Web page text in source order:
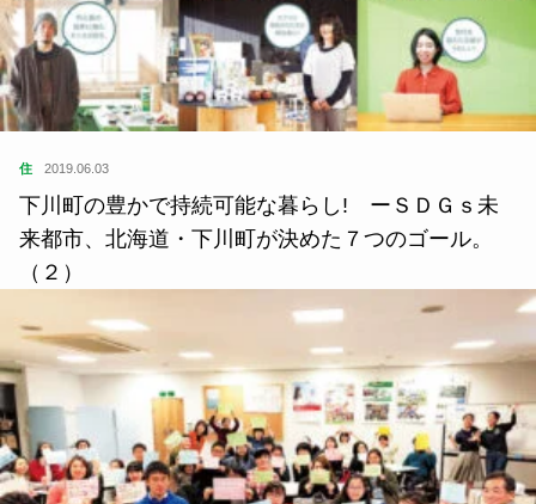
住 2019.06.03
下川町の豊かで持続可能な暮らし! ーＳＤＧｓ未
来都市、北海道・下川町が決めた７つのゴール。
（２）